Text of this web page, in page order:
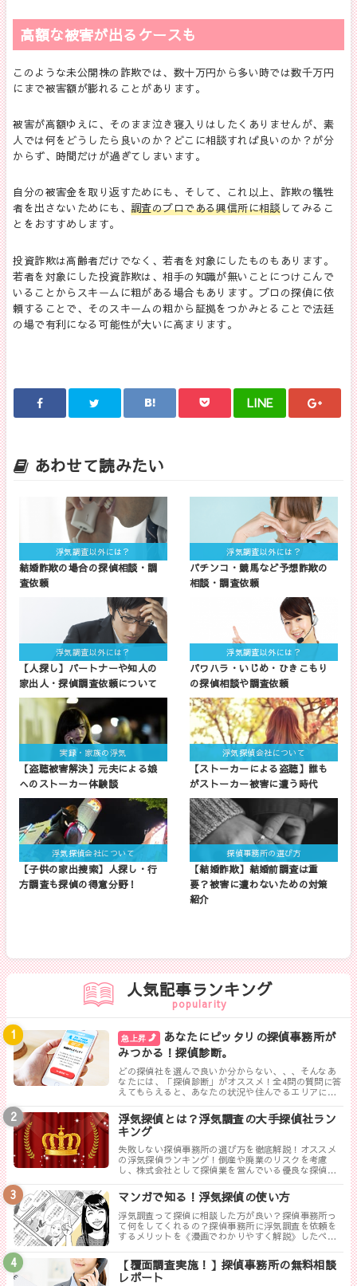
高額な被害が出るケースも
このような未公開株の詐欺では、数十万円から多い時では数千万円
にまで被害額が膨れることがあります。
被害が高額ゆえに、そのまま泣き寝入りはしたくありませんが、素
人では何をどうしたら良いのか？どこに相談すれば良いのか？が分
からず、時間だけが過ぎてしまいます。
自分の被害金を取り返すためにも、そして、これ以上、詐欺の犠牲
者を出さないためにも、調査のプロである興信所に相談してみるこ
とをおすすめします。
投資詐欺は高齢者だけでなく、若者を対象にしたものもあります。
若者を対象にした投資詐欺は、相手の知識が無いことにつけこんで
いることからスキームに粗がある場合もあります。プロの探偵に依
頼することで、そのスキームの粗から証拠をつかみとることで法廷
の場で有利になる可能性が大いに高まります。
LINE
あわせて読みたい
浮気調査以外には？
結婚詐欺の場合の探偵相談・調
査依頼
浮気調査以外には？
パチンコ・競馬など予想詐欺の
相談・調査依頼
浮気調査以外には？
【人探し】パートナーや知人の
家出人・探偵調査依頼について
浮気調査以外には？
パワハラ・いじめ・ひきこもり
の探偵相談や調査依頼
実録・家族の浮気
【盗聴被害解決】元夫による娘
へのストーカー体験談
浮気探偵会社について
【ストーカーによる盗聴】誰も
がストーカー被害に遭う時代
浮気探偵会社について
【子供の家出捜索】人探し・行
方調査も探偵の得意分野！
探偵事務所の選び方
【結婚詐欺】結婚前調査は重
要？被害に遭わないための対策
紹介
人気記事ランキング
popularity
急上昇
あなたにピッタリの探偵事務所が
みつかる！探偵診断。
どの探偵社を選んで良いか分からない、、、そんなあ
なたには、「探偵診断」がオススメ！全4問の質問に答
えてもらえると、あなたの状況や住んでるエリアに対
つけることができます。
浮気探偵とは？浮気調査の大手探偵社ラン
キング
失敗しない探偵事務所の選び方を徹底解説！オススメ
の浮気探偵ランキング！倒産や廃業のリスクを考慮
し、株式会社として探偵業を営んでいる優良な探偵事
らに高い調査力が評判の探偵事務所を厳選しました。
マンガで知る！浮気探偵の使い方
浮気調査って探偵に相談した方が良い？探偵事務所っ
て何をしてくれるの？探偵事務所に浮気調査を依頼を
するメリットを《漫画でわかりやすく解説》したペー
【覆面調査実施！】探偵事務所の無料相談
レポート